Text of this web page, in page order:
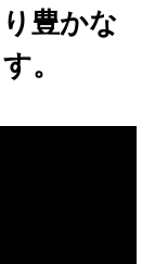
豊かな
。